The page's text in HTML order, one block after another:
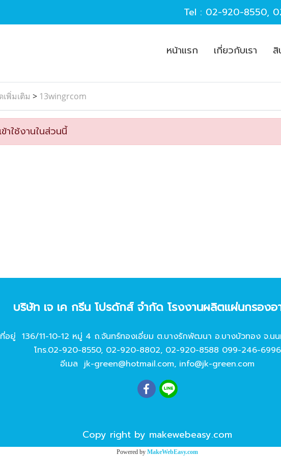
Tel : 02-920-8550,
หน้าแรก เกี่ยวกับเรา
พิ่มเติม > 13wingrcom
าใช้งานในส่วนนี้
บริษัท เจ เค กรีน โปรดักส์ จํากัด โรงงานผลิตแผ่นกรองอ
ที่อยู่ 136/11-10-12 หมู่ 4 ถ.จันทร์ทองเอี่ยม ต.บางรักพัฒนา อ.บางบัวทอง จ.นน
โทร.02-920-8550, 02-920-8802, 02-920-8588 099-246-6996
อีเมล jk-green@hotmail.com, info@jk-green.com
Copy right by makewebeasy.com
Powered by MakeWebEasy.com